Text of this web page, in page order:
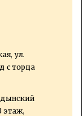
ул.
с торца
этаж,